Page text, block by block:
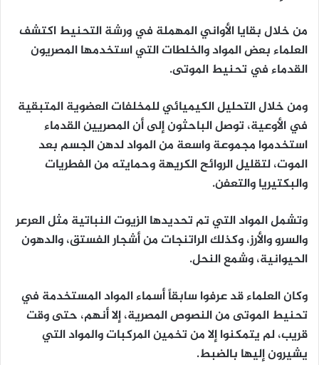
من خلال بقايا الأواني المهملة في ورشة التحنيط اكتشف
العلماء بعض المواد والخلطات التي استخدمها المصريون
القدماء في تحنيط الموتى.
ومن خلال التحليل الكيميائي للمخلفات العضوية المتبقية
في الأوعية، توصل الباحثون إلى أن المصريين القدماء
استخدموا مجموعة واسعة من المواد لدهن الجسم بعد
الموت، لتقليل الروائح الكريهة وحمايته من الفطريات
والبكتيريا والتعفن.
وتشمل المواد التي تم تحديدها الزيوت النباتية مثل العرعر
والسرو والأرز، وكذلك الراتنجات من أشجار الفستق، والدهون
الحيوانية، وشمع النحل.
وكان العلماء قد عرفوا سابقاً أسماء المواد المستخدمة في
تحنيط الموتى من النصوص المصرية، إلا أنهم، حتى وقت
قريب، لم يتمكنوا إلا من تخمين المركبات والمواد التي
يشيرون إليها بالضبط.